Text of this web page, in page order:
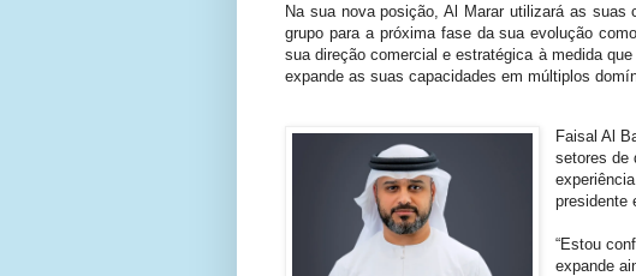
Na sua nova posição, Al Marar utilizará as
grupo para a próxima fase da sua evolução
sua direção comercial e estratégica à medida
expande as suas capacidades em múltiplos
Faisal Al
setores de
presidente
“Estou
expande